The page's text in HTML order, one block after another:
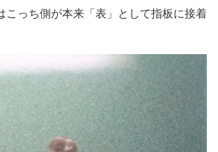
こっち側が本来「表」として指板に接着